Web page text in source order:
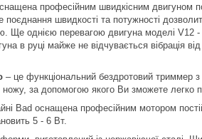
професійним швидкісним двигуном
поєднання швидкості та потужності
Ще однією перевагою двигуна моделі V12
в руці майже не відчувається вібрація
– це функціональний бездротовий
за допомогою якого Ви зможете легко
Bad оснащена професійним мотором
5 - 6 Вт.